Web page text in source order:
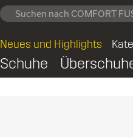
Neues und Highlights
Schuhe